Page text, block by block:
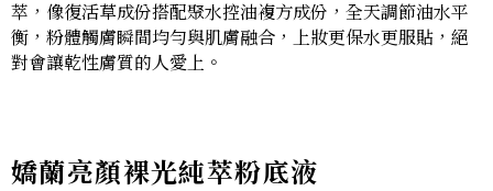
萃，像復活草成份搭配聚水控油複方成份，全天調節油水平
衡，粉體觸膚瞬間均勻與肌膚融合，上妝更保水更服貼，絕
對會讓乾性膚質的人愛上。
嬌蘭亮顏裸光純萃粉底液